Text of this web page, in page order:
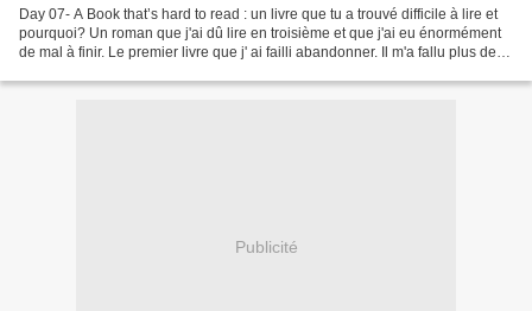
Day 07- A Book that’s hard to read : un livre que tu a trouvé difficile à lire et
pourquoi? Un roman que j'ai dû lire en troisième et que j'ai eu énormément
de mal à finir. Le premier livre que j' ai failli abandonner. Il m'a fallu plus de 6
Publicité